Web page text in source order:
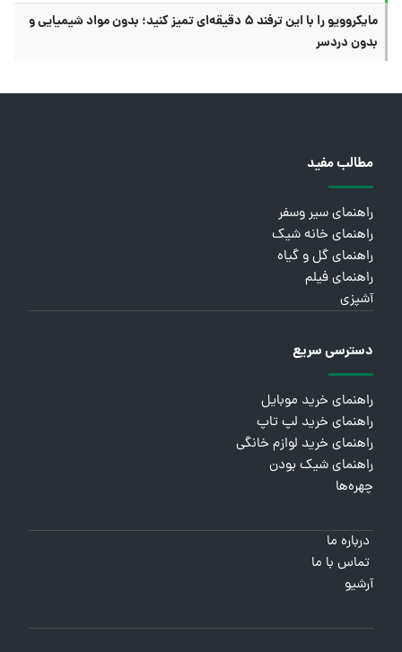
مایکروویو را با این ترفند ۵ دقیقه‌ای تمیز کنید؛ بدون مواد شیمیایی و
بدون دردسر
مطالب مفید
راهنمای سیر وسفر
راهنمای خانه شیک
راهنمای گل و گیاه
راهنمای فیلم
آشپزی
دسترسی سریع
راهنمای خرید موبایل
راهنمای خرید لپ تاپ
راهنمای خرید لوازم خانگی
راهنمای شیک بودن
چهره‌ها
درباره ما
تماس با ما
آرشیو